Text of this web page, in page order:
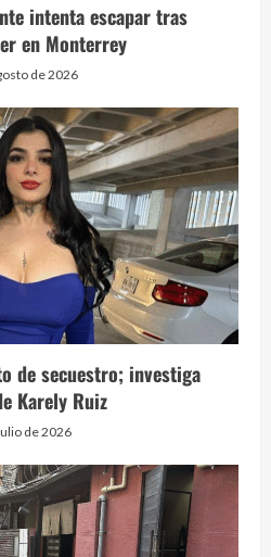
intenta escapar tras
en Monterrey
de 2026
de secuestro; investiga
Karely Ruiz
de 2026